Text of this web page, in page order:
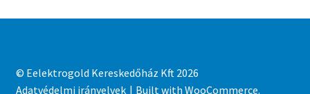
© Eelektrogold Kereskedőház Kft 2026
Adatvédelmi irányelvek
Built with WooCommerce.